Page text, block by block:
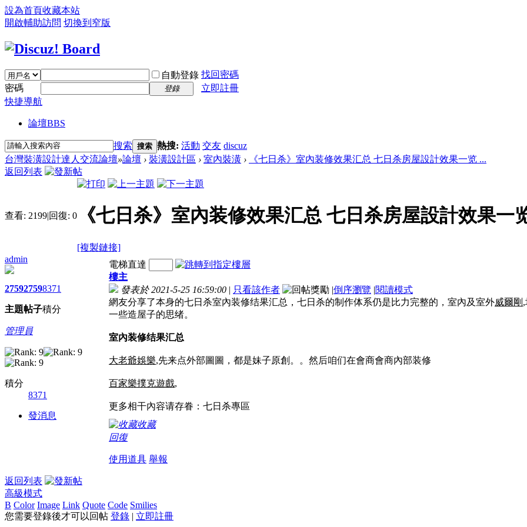
設為首頁收藏本站
開啟輔助訪問 切換到窄版
自動登錄 找回密碼
密碼
登錄
立即註冊
快捷導航
論壇BBS
搜索 搜索 熱搜: 活動 交友 discuz
台灣裝潢設計達人交流論壇»論壇 › 裝潢設計區 › 室內裝潢 ›
《七日杀》室內装修效果汇总 七日杀房屋設計效果一览 ...
返回列表
查看: 2199|回復: 0 《七日杀》室內装修效果汇总 七日杀房屋設計效果一
[複製鏈接]
admin
2759
主題
2759
帖子
8371
積分
管理員
積分
8371
發消息
電梯直達
樓主
發表於 2021-5-25 16:59:00 | 只看該作者 |倒序瀏覽 |閱讀模式
網友分享了本身的七日杀室內装修结果汇总，七日杀的制作体系仍是比力完整的，室內及室外威爾剛
一些造屋子的思绪。
室內装修结果汇总
大老爺娛樂,先来点外部圖圖，都是妹子原創。。然后咱们在會商會商內部装修
百家樂撲克遊戲,
更多相干內容请存眷：七日杀專區
收藏
回復
使用道具 舉報
返回列表
高級模式
B Color Image Link Quote Code Smilies
您需要登錄後才可以回帖 登錄 | 立即註冊